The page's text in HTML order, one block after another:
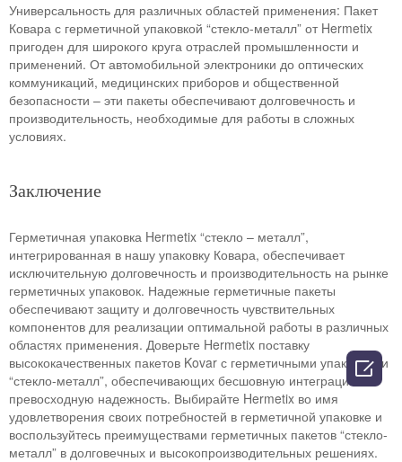
Универсальность для различных областей применения: Пакет
Ковара с герметичной упаковкой “стекло-металл” от Hermetix
пригоден для широкого круга отраслей промышленности и
применений. От автомобильной электроники до оптических
коммуникаций, медицинских приборов и общественной
безопасности – эти пакеты обеспечивают долговечность и
производительность, необходимые для работы в сложных
условиях.
Заключение
Герметичная упаковка Hermetix “стекло – металл”,
интегрированная в нашу упаковку Ковара, обеспечивает
исключительную долговечность и производительность на рынке
герметичных упаковок. Надежные герметичные пакеты
обеспечивают защиту и долговечность чувствительных
компонентов для реализации оптимальной работы в различных
областях применения. Доверьте Hermetix поставку
высококачественных пакетов Kovar с герметичными упаковками
“стекло-металл”, обеспечивающих бесшовную интеграцию и
превосходную надежность. Выбирайте Hermetix во имя
удовлетворения своих потребностей в герметичной упаковке и
воспользуйтесь преимуществами герметичных пакетов “стекло-
металл” в долговечных и высокопроизводительных решениях.
